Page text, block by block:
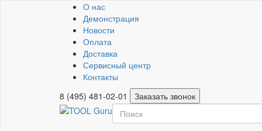
О нас
Демонстрация
Новости
Оплата
Доставка
Сервисный центр
Контакты
8 (495) 481-02-01
Заказать звонок